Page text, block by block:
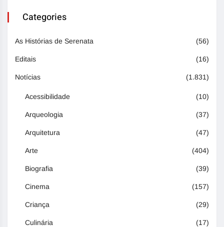
Categories
As Histórias de Serenata (56)
Editais (16)
Notícias (1.831)
Acessibilidade (10)
Arqueologia (37)
Arquitetura (47)
Arte (404)
Biografia (39)
Cinema (157)
Criança (29)
Culinária (17)